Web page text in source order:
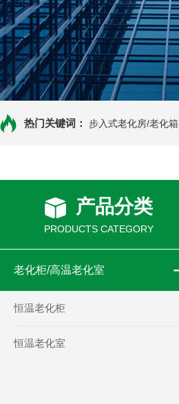
热门关键词： 步入式老化房/老化箱
产品分类
PRODUCTS CATEGORY
老化柜/高温老化室
恒温老化柜
恒温老化室